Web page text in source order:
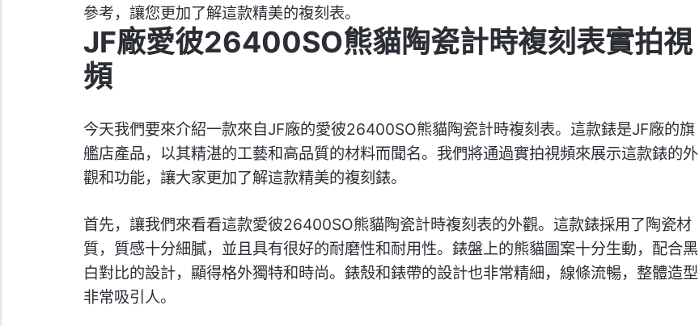
參考，讓您更加了解這款精美的複刻表。
JF廠愛彼26400SO熊貓陶瓷計時複刻表實拍視
頻
今天我們要來介紹一款來自JF廠的愛彼26400SO熊貓陶瓷計時複刻表。這款錶是JF廠的旗
艦店產品，以其精湛的工藝和高品質的材料而聞名。我們將通過實拍視頻來展示這款錶的外
觀和功能，讓大家更加了解這款精美的複刻錶。
首先，讓我們來看看這款愛彼26400SO熊貓陶瓷計時複刻表的外觀。這款錶採用了陶瓷材
質，質感十分細膩，並且具有很好的耐磨性和耐用性。錶盤上的熊貓圖案十分生動，配合黑
白對比的設計，顯得格外獨特和時尚。錶殼和錶帶的設計也非常精細，線條流暢，整體造型
非常吸引人。